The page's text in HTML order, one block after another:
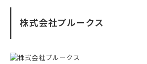
株式会社プルークス